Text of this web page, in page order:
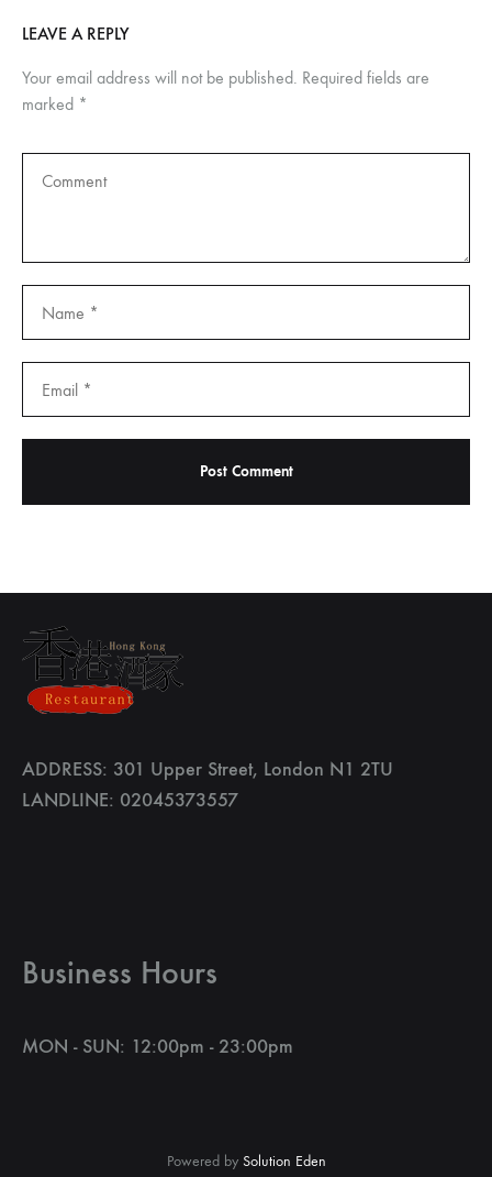
LEAVE A REPLY
Your email address will not be published. Required fields are
marked *
ADDRESS: 301 Upper Street, London N1 2TU
LANDLINE: 02045373557
Business Hours
MON - SUN: 12:00pm - 23:00pm
Powered by Solution Eden